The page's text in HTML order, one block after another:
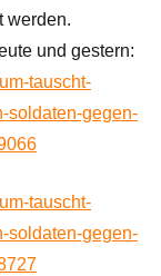
werden.
und gestern:
tauscht-
soldaten-gegen-
tauscht-
soldaten-gegen-